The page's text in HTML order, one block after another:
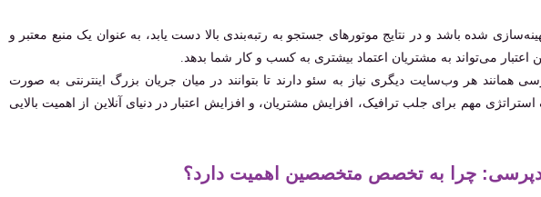
شده باشد و در نتایج موتورهای جستجو به رتبه‌بندی بالا دست یابد، به عنوان یک منبع معتبر و
اعتبار می‌تواند به مشتریان اعتماد بیشتری به کسب و کار شما بدهد.
هر وب‌سایت دیگری نیاز به سئو دارند تا بتوانند در میان جریان بزرگ اینترنتی به صورت
مهم برای جلب ترافیک، افزایش مشتریان، و افزایش اعتبار در دنیای آنلاین از اهمیت بالایی
چرا به تخصص متخصصین اهمیت دارد؟